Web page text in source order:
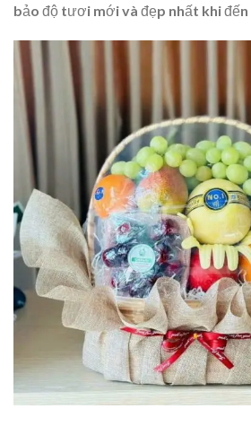
bảo độ tươi mới và đẹp nhất khi